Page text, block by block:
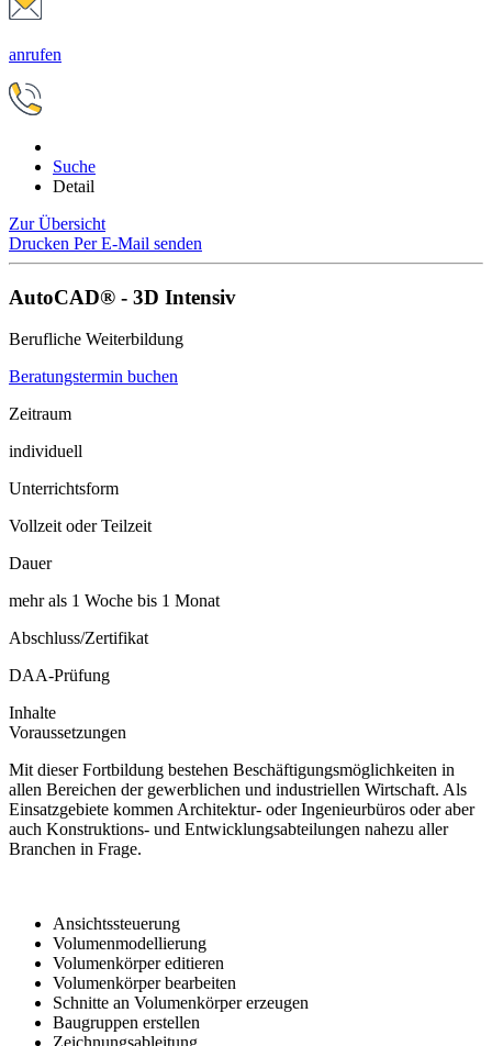
anrufen
Suche
Detail
Zur Übersicht
Drucken Per E-Mail senden
AutoCAD® - 3D Intensiv
Berufliche Weiterbildung
Beratungstermin buchen
Zeitraum
individuell
Unterrichtsform
Vollzeit oder Teilzeit
Dauer
mehr als 1 Woche bis 1 Monat
Abschluss/Zertifikat
DAA-Prüfung
Inhalte
Voraussetzungen
Mit dieser Fortbildung bestehen Beschäftigungsmöglichkeiten in
allen Bereichen der gewerblichen und industriellen Wirtschaft. Als
Einsatzgebiete kommen Architektur- oder Ingenieurbüros oder aber
auch Konstruktions- und Entwicklungsabteilungen nahezu aller
Branchen in Frage.
Ansichtssteuerung
Volumenmodellierung
Volumenkörper editieren
Volumenkörper bearbeiten
Schnitte an Volumenkörper erzeugen
Baugruppen erstellen